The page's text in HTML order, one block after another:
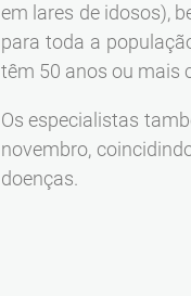
em lares de idosos),
para toda a
têm 50 anos ou mais
Os especialistas
novembro,
doenças.